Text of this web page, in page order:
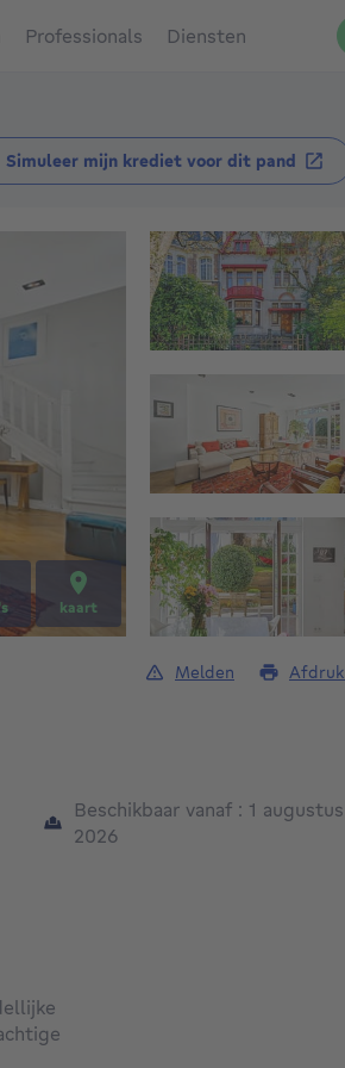
Professionals Diensten
Simuleer mijn krediet voor dit pand
kaart
Melden
Beschikbaar vanaf : 1 augustus
2026